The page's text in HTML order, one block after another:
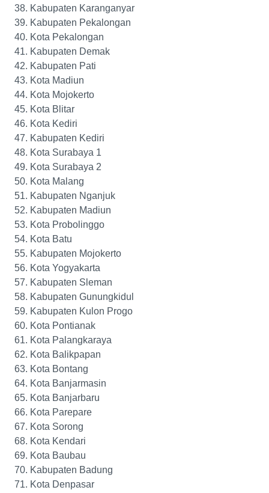
Kabupaten Karanganyar
Kabupaten Pekalongan
Kota Pekalongan
Kabupaten Demak
Kabupaten Pati
Kota Madiun
Kota Mojokerto
Kota Blitar
Kota Kediri
Kabupaten Kediri
Kota Surabaya 1
Kota Surabaya 2
Kota Malang
Kabupaten Nganjuk
Kabupaten Madiun
Kota Probolinggo
Kota Batu
Kabupaten Mojokerto
Kota Yogyakarta
Kabupaten Sleman
Kabupaten Gunungkidul
Kabupaten Kulon Progo
Kota Pontianak
Kota Palangkaraya
Kota Balikpapan
Kota Bontang
Kota Banjarmasin
Kota Banjarbaru
Kota Parepare
Kota Sorong
Kota Kendari
Kota Baubau
Kabupaten Badung
Kota Denpasar